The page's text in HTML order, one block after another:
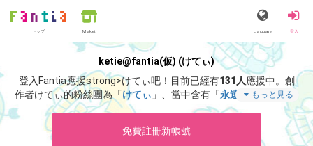
トップ Market Language 登入
ketie@fantia(仮) (けてぃ)
登入Fantia應援strong>けてぃ吧！ 目前已經有131人 應援中。 創
作者けてぃ的粉絲團為「けてぃ 」、當中含有「永遠へ刻む刹那の
煌き」等非常獨特的內容滿足您的視覺感官享受。
もっと見る
免費註冊新帳號